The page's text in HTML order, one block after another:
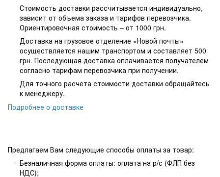
Стоимость доставки рассчитывается индивидуально,
зависит от объема заказа и тарифов перевозчика.
Ориентировочная стоимость – от 1000 грн.
Доставка на грузовое отделение «Новой почты»
осуществляется нашим транспортом и составляет 500
грн. Последующая доставка оплачивается получателем
согласно тарифам перевозчика при получении.
Для точного расчета стоимости доставки обращайтесь
к менеджеру.
Подробнее о доставке
Предлагаем Вам следующие способы оплаты за товар:
Безналичная форма оплаты: оплата на р/с (ФЛП без
НДС);